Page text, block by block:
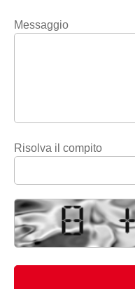
Messaggio
Risolva il compito